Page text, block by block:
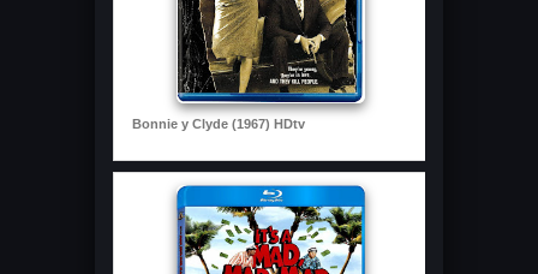
Bonnie y Clyde (1967) HDtv